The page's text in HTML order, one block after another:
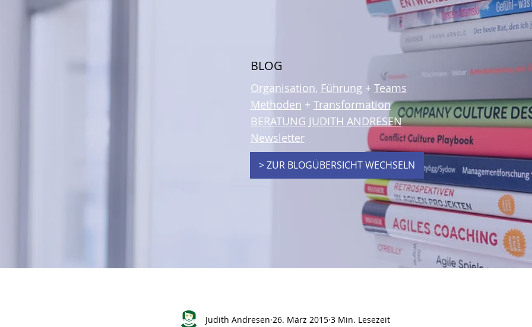
BLOG
Organisation, Führung+ Teams
Methoden + Transformation
BERATUNG JUDITH ANDRESEN
Newsletter
> ZUR BLOGÜBERSICHT WECHSELN
Judith Andresen 26. März 2015 3 Min. Lesezeit